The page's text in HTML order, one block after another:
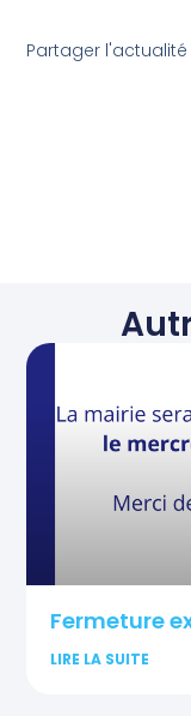
Partager l'actualité
Fermeture
LIRE LA SUITE